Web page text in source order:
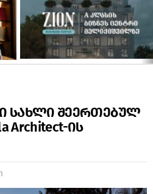
სახლი შეერთებულ
Architect-ის